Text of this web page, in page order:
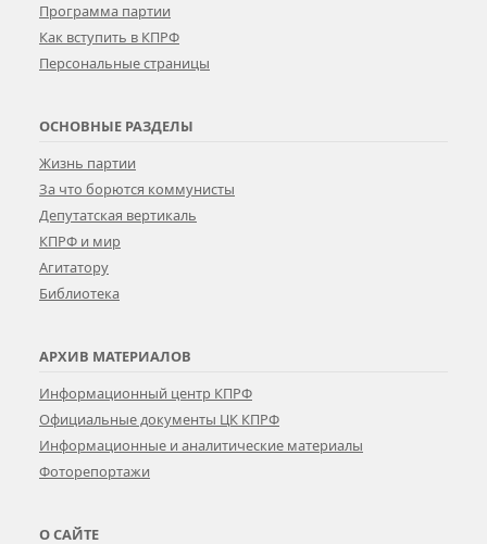
Программа партии
Как вступить в КПРФ
Персональные страницы
ОСНОВНЫЕ РАЗДЕЛЫ
Жизнь партии
За что борются коммунисты
Депутатская вертикаль
КПРФ и мир
Агитатору
Библиотека
АРХИВ МАТЕРИАЛОВ
Информационный центр КПРФ
Официальные документы ЦК КПРФ
Информационные и аналитические материалы
Фоторепортажи
О САЙТЕ